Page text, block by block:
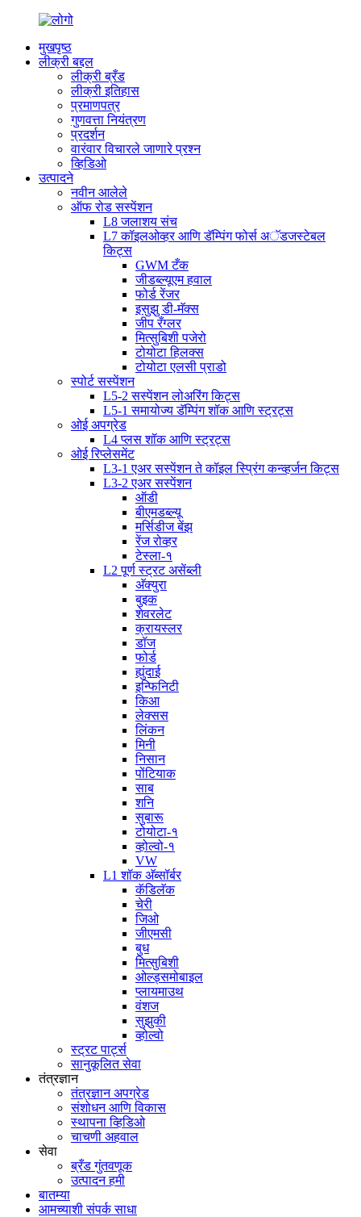
मुखपृष्ठ
लीक्री बद्दल
लीक्री ब्रँड
लीक्री इतिहास
प्रमाणपत्र
गुणवत्ता नियंत्रण
प्रदर्शन
वारंवार विचारले जाणारे प्रश्न
व्हिडिओ
उत्पादने
नवीन आलेले
ऑफ रोड सस्पेंशन
L8 जलाशय संच
L7 कॉइलओव्हर आणि डॅम्पिंग फोर्स अॅडजस्टेबल
किट्स
GWM टँक
जीडब्ल्यूएम हवाल
फोर्ड रेंजर
इसुझु डी-मॅक्स
जीप रँग्लर
मित्सुबिशी पजेरो
टोयोटा हिलक्स
टोयोटा एलसी प्राडो
स्पोर्ट सस्पेंशन
L5-2 सस्पेंशन लोअरिंग किट्स
L5-1 समायोज्य डॅम्पिंग शॉक आणि स्ट्रट्स
ओई अपग्रेड
L4 प्लस शॉक आणि स्ट्रट्स
ओई रिप्लेसमेंट
L3-1 एअर सस्पेंशन ते कॉइल स्प्रिंग कन्व्हर्जन किट्स
L3-2 एअर सस्पेंशन
ऑडी
बीएमडब्ल्यू
मर्सिडीज बेंझ
रेंज रोव्हर
टेस्ला-१
L2 पूर्ण स्ट्रट असेंब्ली
अ‍ॅक्युरा
बुइक
शेवरलेट
क्रायस्लर
डॉज
फोर्ड
ह्युंदाई
इन्फिनिटी
किआ
लेक्सस
लिंकन
मिनी
निसान
पोंटियाक
साब
शनि
सुबारू
टोयोटा-१
व्होल्वो-१
VW
L1 शॉक अ‍ॅब्सॉर्बर
कॅडिलॅक
चेरी
जिओ
जीएमसी
बुध
मित्सुबिशी
ओल्ड्समोबाइल
प्लायमाउथ
वंशज
सुझुकी
व्होल्वो
स्ट्रट पार्ट्स
सानुकूलित सेवा
तंत्रज्ञान
तंत्रज्ञान अपग्रेड
संशोधन आणि विकास
स्थापना व्हिडिओ
चाचणी अहवाल
सेवा
ब्रँड गुंतवणूक
उत्पादन हमी
बातम्या
आमच्याशी संपर्क साधा